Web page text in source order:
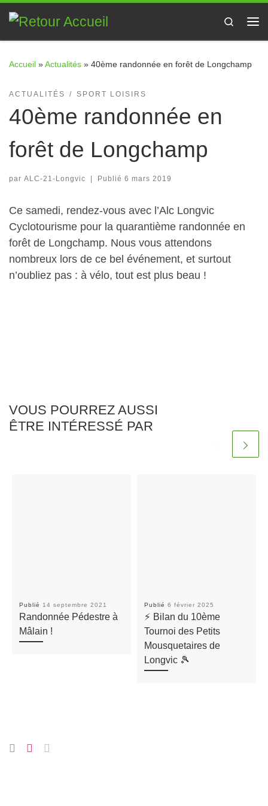
Passer au contenu
Search
Accueil »Actualités » 40ème randonnée en forêt de Longchamp
ACTUALITÉS SPORT LOISIRS
40ème randonnée en
forêt de Longchamp
par ALC-21-Longvic | Publié 6 mars 2019
Ce samedi, rendez-vous avec l’Alc Longvic
Cyclotourisme pour la quarantième randonnée en
forêt de Longchamp. Nous vous attendons
nombreux lors de ce bel événement, et surtout
n’oubliez pas : à vélo, tout est plus beau !
VOUS POURREZ AUSSI
ÊTRE INTÉRESSÉ PAR
Publié 14 septembre 2021
Randonnée Pédestre à
Mâlain !
Publié 6 février 2025
⚡ Bilan du 10ème
Tournoi des Petits
Mousquetaires de
Longvic 🎾